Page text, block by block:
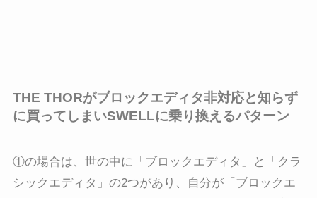
THE THORがブロックエディタ非対応と知らず
に買ってしまいSWELLに乗り換えるパターン
①の場合は、世の中に「ブロックエディタ」と「クラ
シックエディタ」の2つがあり、自分が「ブロックエ